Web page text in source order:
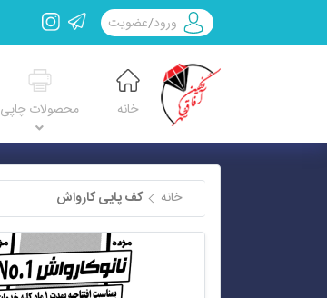
ورود/عضویت
خانه محصولات چاپی
خانه کف پایی کارواش